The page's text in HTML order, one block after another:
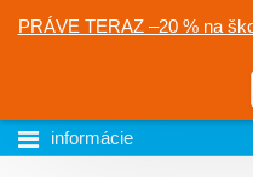
PRÁVE TERAZ –20 % na
informácie